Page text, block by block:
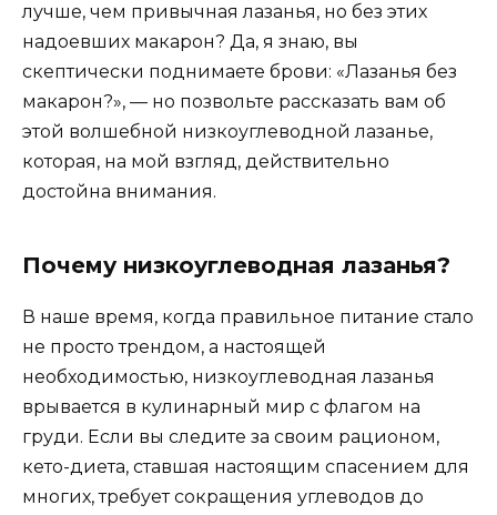
лучше, чем привычная лазанья, но без этих
надоевших макарон? Да, я знаю, вы
скептически поднимаете брови: «Лазанья без
макарон?», — но позвольте рассказать вам об
этой волшебной низкоуглеводной лазанье,
которая, на мой взгляд, действительно
достойна внимания.
Почему низкоуглеводная лазанья?
В наше время, когда правильное питание стало
не просто трендом, а настоящей
необходимостью, низкоуглеводная лазанья
врывается в кулинарный мир с флагом на
груди. Если вы следите за своим рационом,
кето-диета, ставшая настоящим спасением для
многих, требует сокращения углеводов до